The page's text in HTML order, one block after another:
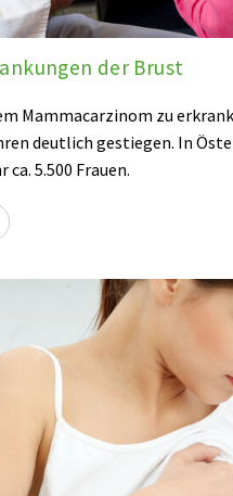
der Brust
Mammacarzinom zu
deutlich gestiegen. In
5.500 Frauen.